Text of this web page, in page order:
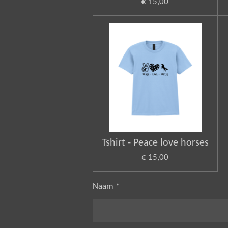
€ 15,00
Tshirt - Peace love horses
€ 15,00
Naam *